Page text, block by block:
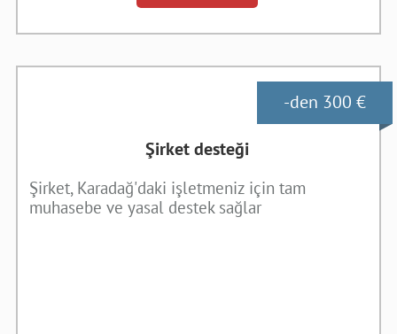
-den 300 €
Şirket desteği
Şirket, Karadağ'daki işletmeniz için tam
muhasebe ve yasal destek sağlar